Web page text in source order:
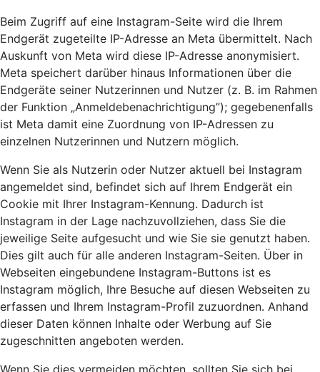
Beim Zugriff auf eine Instagram-Seite wird die Ihrem
Endgerät zugeteilte IP-Adresse an Meta übermittelt. Nach
Auskunft von Meta wird diese IP-Adresse anonymisiert.
Meta speichert darüber hinaus Informationen über die
Endgeräte seiner Nutzerinnen und Nutzer (z. B. im Rahmen
der Funktion „Anmeldebenachrichtigung”); gegebenenfalls
ist Meta damit eine Zuordnung von IP-Adressen zu
einzelnen Nutzerinnen und Nutzern möglich.
Wenn Sie als Nutzerin oder Nutzer aktuell bei Instagram
angemeldet sind, befindet sich auf Ihrem Endgerät ein
Cookie mit Ihrer Instagram-Kennung. Dadurch ist
Instagram in der Lage nachzuvollziehen, dass Sie die
jeweilige Seite aufgesucht und wie Sie sie genutzt haben.
Dies gilt auch für alle anderen Instagram-Seiten. Über in
Webseiten eingebundene Instagram-Buttons ist es
Instagram möglich, Ihre Besuche auf diesen Webseiten zu
erfassen und Ihrem Instagram-Profil zuzuordnen. Anhand
dieser Daten können Inhalte oder Werbung auf Sie
zugeschnitten angeboten werden.
Wenn Sie dies vermeiden möchten, sollten Sie sich bei